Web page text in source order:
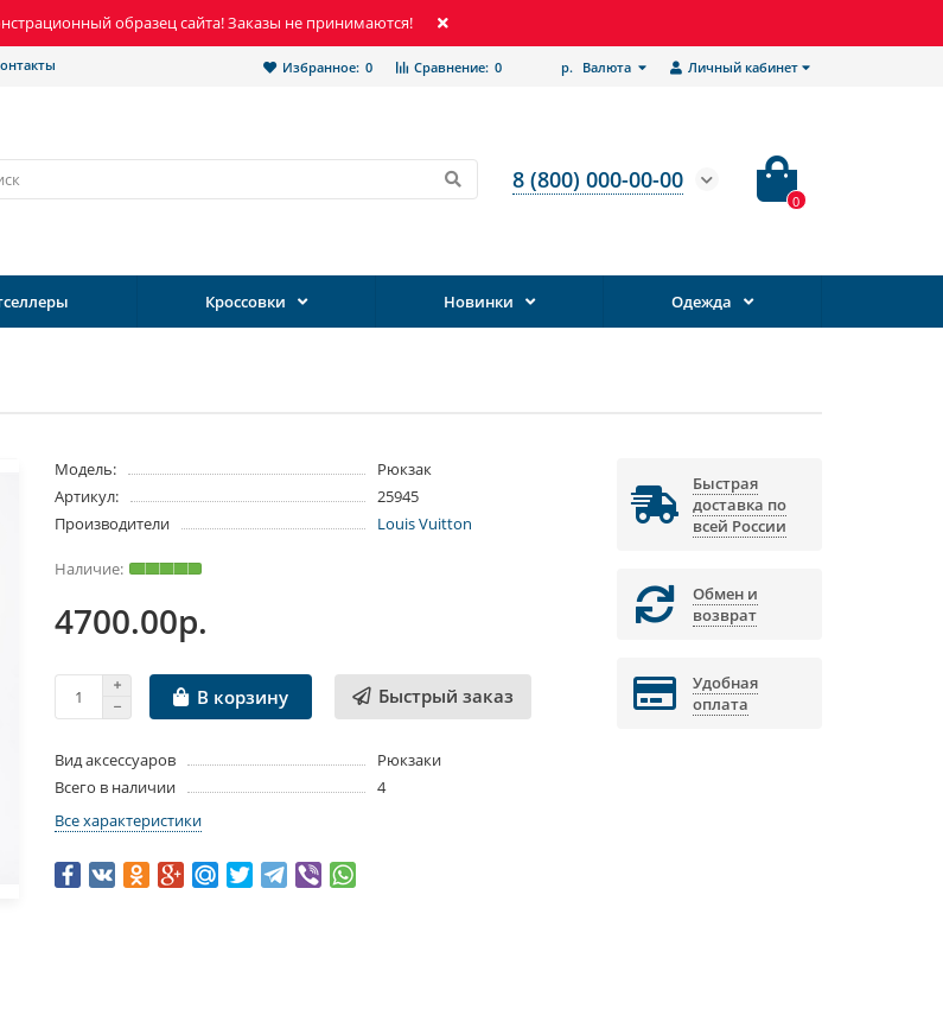
образец сайта! Заказы не принимаются!
Личный кабинет
р. Валюта
Сравнение: 0
Избранное: 0
8 (800) 000-00-00
0
Кроссовки Новинки Одежда
Модель:
Рюкзак
Артикул:
25945
Производители
Louis Vuitton
4700.00р.
В корзину Быстрый заказ
Вид аксессуаров
Рюкзаки
Всего в наличии
4
Все характеристики
Быстрая
доставка по
всей России
Обмен и
возврат
Удобная
оплата